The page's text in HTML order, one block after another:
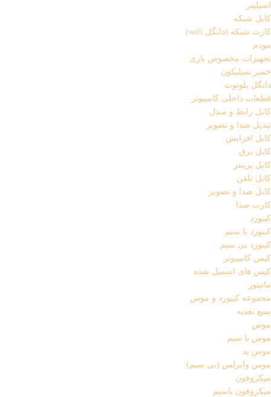
اسپلیتر
کابل شبکه
کارت شبکه (دانگل wifi)
مودم
تجهیزات مخصوص بازی
خمیر سیلیکون
دانگل بلوتوث
قطعات داخلی کامپیوتر
کابل رابط و مبدل
تبدیل صدا و تصویر
کابل افزایش
کابل برق
کابل پرینتر
کابل تلفن
کابل صدا و تصویر
کارت صدا
کیبورد
کیبورد با سیم
کیبورد بی سیم
کیس کامپیوتر
کیس های اسمبل شده
مانیتور
مجموعه کیبورد و موس
منبع تغذیه
موس
موس با سیم
موس پد
موس وایرلس (بی سیم)
میکروفون
میکروفون باسیم